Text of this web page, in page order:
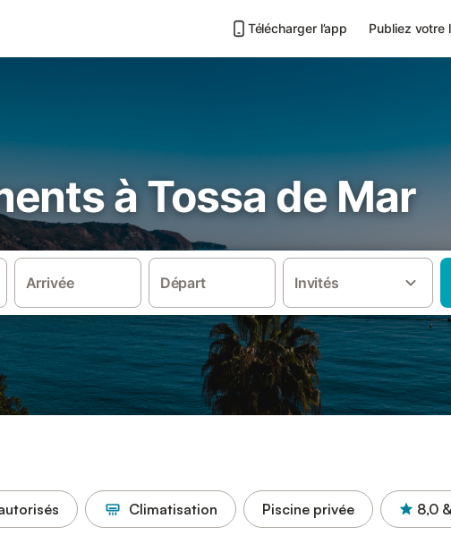
Télécharger l’app Publiez votre
à Tossa de Mar
Arrivée Départ Invités
Climatisation Piscine privée 8,0